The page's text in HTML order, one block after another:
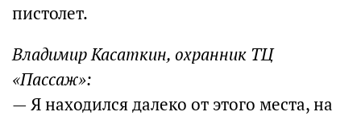
пистолет.
Владимир Касаткин, охранник ТЦ
«Пассаж»:
— Я находился далеко от этого места, на